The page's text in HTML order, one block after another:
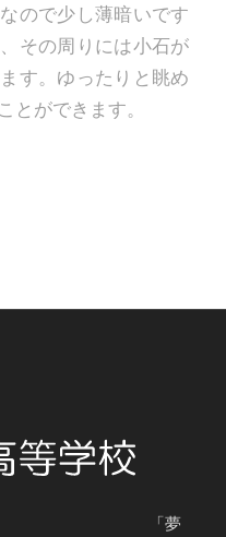
ので少し薄暗いです
その周りには小石が
す。ゆったりと眺め
とができます。
「夢